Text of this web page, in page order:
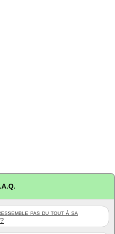
pas du tout à sa